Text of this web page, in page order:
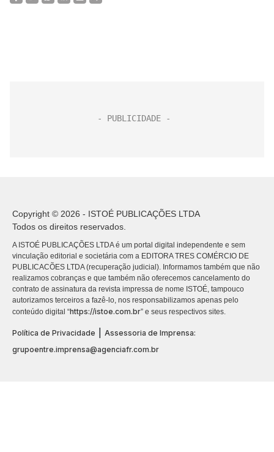
Copyright © 2026 - ISTOÉ PUBLICAÇÕES LTDA
Todos os direitos reservados.
A ISTOÉ PUBLICAÇÕES LTDA é um portal digital independente e sem
vinculação editorial e societária com a EDITORA TRES COMÉRCIO DE
PUBLICACÕES LTDA (recuperação judicial). Informamos também que não
realizamos cobranças e que também não oferecemos cancelamento do
contrato de assinatura da revista impressa de nome ISTOÉ, tampouco
autorizamos terceiros a fazê-lo, nos responsabilizamos apenas pelo
conteúdo digital “https://istoe.com.br” e seus respectivos sites.
Política de Privacidade
Assessoria de Imprensa:
grupoentre.imprensa@agenciafr.com.br